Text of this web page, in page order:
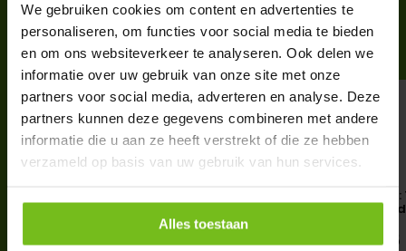
We gebruiken cookies om content en advertenties te
personaliseren, om functies voor social media te bieden
en om ons websiteverkeer te analyseren. Ook delen we
informatie over uw gebruik van onze site met onze
partners voor social media, adverteren en analyse. Deze
partners kunnen deze gegevens combineren met andere
informatie die u aan ze heeft verstrekt of die ze hebben
verzameld op basis van uw gebruik van hun services.
Alles toestaan
ACCESSOIRES
Complete your purchase
ballon de foot sur corde
€ 7,79
Football Flick Urban ::
Ultimate 3 fois
€ 96,95